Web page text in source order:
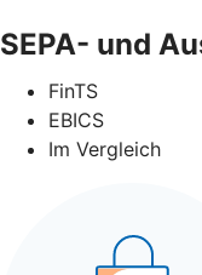
SEPA- und
FinTS
EBICS
Im Vergleich